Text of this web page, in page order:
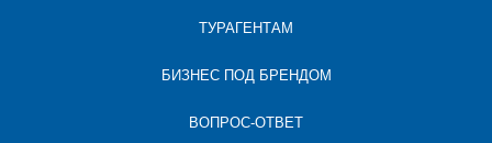
ТУРАГЕНТАМ
БИЗНЕС ПОД БРЕНДОМ
ВОПРОС-ОТВЕТ